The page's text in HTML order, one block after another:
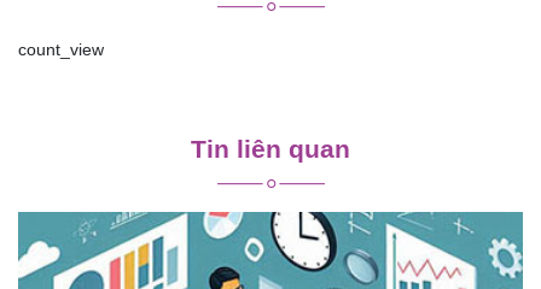
count_view
viết
Tin liên quan